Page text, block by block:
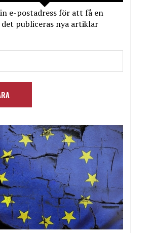
e-postadress för att få en
publiceras nya artiklar